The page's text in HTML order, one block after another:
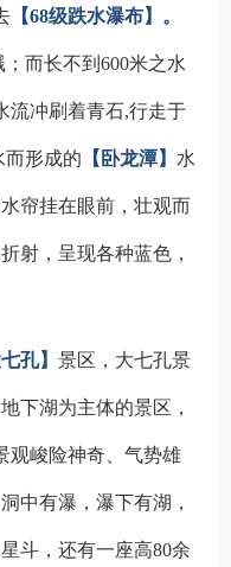
【68级跌水瀑布】。
而长不到600米之水
流冲刷着青石,行走于
而形成的 【卧龙潭】 水
帘挂在眼前，壮观而
射，呈现各种蓝色，
孔】 景区，大七孔景
下湖为主体的景区，
观峻险神奇、气势雄
中有瀑，瀑下有湖，
斗，还有一座高80余